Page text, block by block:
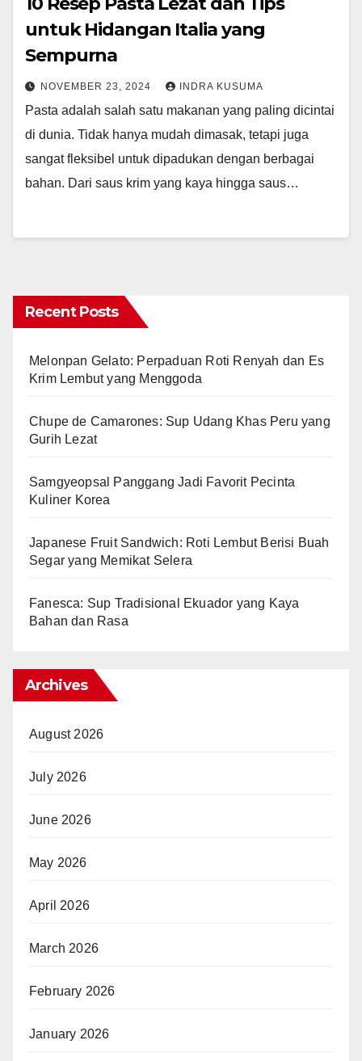
untuk Hidangan Italia yang
Sempurna
NOVEMBER 23, 2024 INDRA KUSUMA
Pasta adalah salah satu makanan yang paling dicintai
di dunia. Tidak hanya mudah dimasak, tetapi juga
sangat fleksibel untuk dipadukan dengan berbagai
bahan. Dari saus krim yang kaya hingga saus…
Recent Posts
Melonpan Gelato: Perpaduan Roti Renyah dan Es
Krim Lembut yang Menggoda
Chupe de Camarones: Sup Udang Khas Peru yang
Gurih Lezat
Samgyeopsal Panggang Jadi Favorit Pecinta
Kuliner Korea
Japanese Fruit Sandwich: Roti Lembut Berisi Buah
Segar yang Memikat Selera
Fanesca: Sup Tradisional Ekuador yang Kaya
Bahan dan Rasa
Archives
August 2026
July 2026
June 2026
May 2026
April 2026
March 2026
February 2026
January 2026